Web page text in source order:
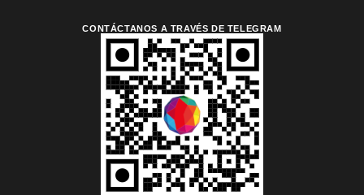
CONTÁCTANOS A TRAVÉS DE TELEGRAM